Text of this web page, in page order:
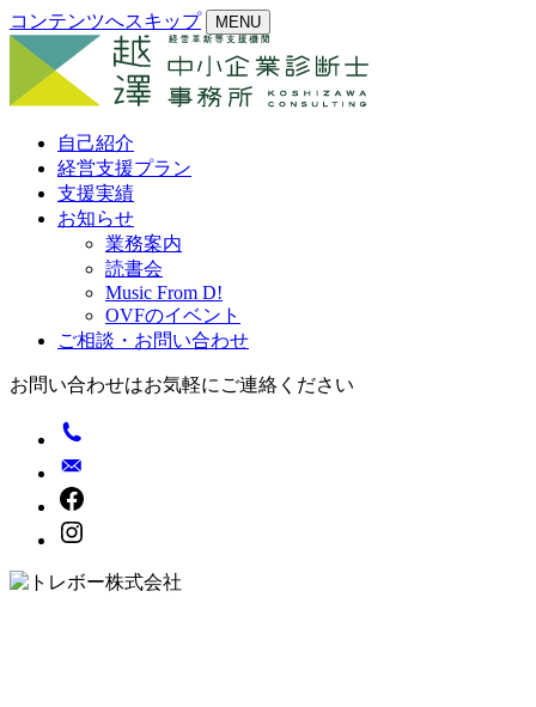
コンテンツへスキップ MENU
自己紹介
経営支援プラン
支援実績
お知らせ
業務案内
読書会
Music From D!
OVFのイベント
ご相談・お問い合わせ
お問い合わせはお気軽にご連絡ください